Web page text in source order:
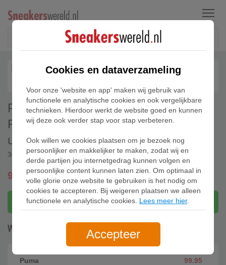
Menu
PUMA x ASTON MARTIN ARAMCO
F1Â® TEAM California Match lage
uniseks sneakers, Groen/Zwart
309134-03
99,95 gratis verzending
Bekijk bij Puma
Waar te koop (1)
Puma 99.95
Cookies en dataverzameling
Voor onze 'website en app' maken wij gebruik van
functionele en analytische cookies en ook vergelijkbare
technieken. Hierdoor werkt de website goed en kunnen
wij deze ook verder stap voor stap verbeteren.
Ook willen we cookies plaatsen om je bezoek nog
persoonlijker en makkelijker te maken, zodat wij en
derde partijen jou internetgedrag kunnen volgen en
persoonlijke content kunnen laten zien. Om optimaal in
volle glorie onze website te gebruiken is het nodig om
cookies te accepteren. Bij weigeren plaatsen we alleen
functionele en analytische cookies. Lees meer hier.
Accepteer